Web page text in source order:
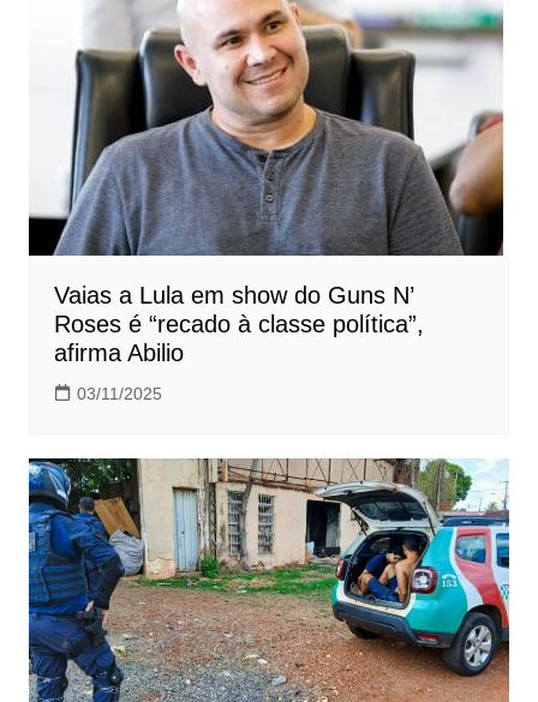
Vaias a Lula em show do Guns N’
Roses é “recado à classe política”,
afirma Abilio
03/11/2025